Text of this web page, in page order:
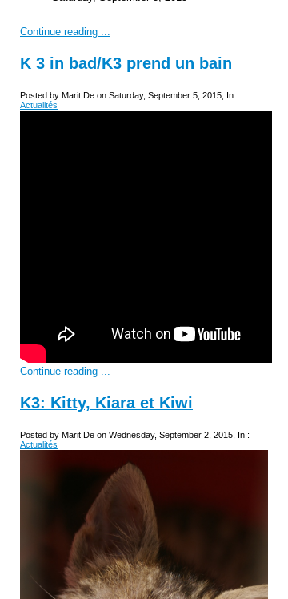
Continue reading ...
K 3 in bad/K3 prend un bain
Posted by Marit De on Saturday, September 5, 2015, In :
Actualités
Continue reading ...
K3: Kitty, Kiara et Kiwi
Posted by Marit De on Wednesday, September 2, 2015, In :
Actualités